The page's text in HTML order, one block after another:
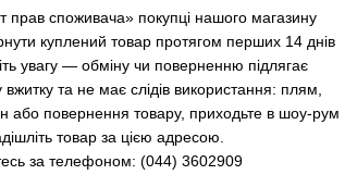
прав споживача» покупці нашого магазину
куплений товар протягом перших 14 днів
увагу — обміну чи поверненню підлягає
та не має слідів використання: плям,
або повернення товару, приходьте в шоу-рум
товар за цією адресою.
за телефоном: (044) 3602909